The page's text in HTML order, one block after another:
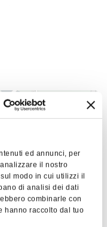
ed annunci, per
il nostro
modo in cui utilizzi il
di analisi dei dati
combinarle con
hanno raccolto dal tuo
asciugacapelli.
colazione
o in
dal bosco
vigneto e dal
e rilassarvi.
troverete
per offrirvi un
praticare dello